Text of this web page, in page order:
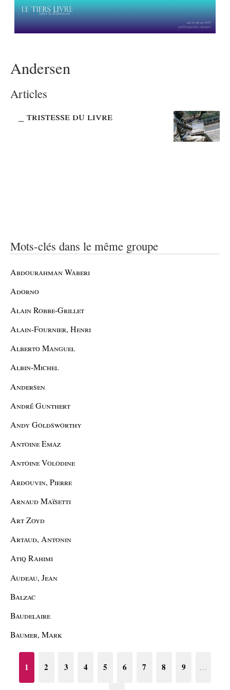
Andersen
Articles
_tristesse du livre
Mots-clés dans le même groupe
Abdourahman Waberi
Adorno
Alain Robbe-Grillet
Alain-Fournier, Henri
Alberto Manguel
Albin-Michel
Andersen
André Gunthert
Andy Goldsworthy
Antoine Emaz
Antoine Volodine
Ardouvin, Pierre
Arnaud Maïsetti
Art Zoyd
Artaud, Antonin
Atiq Rahimi
Audeau, Jean
Balzac
Baudelaire
Baumer, Mark
1 2 3 4 5 6 7 8 9 …